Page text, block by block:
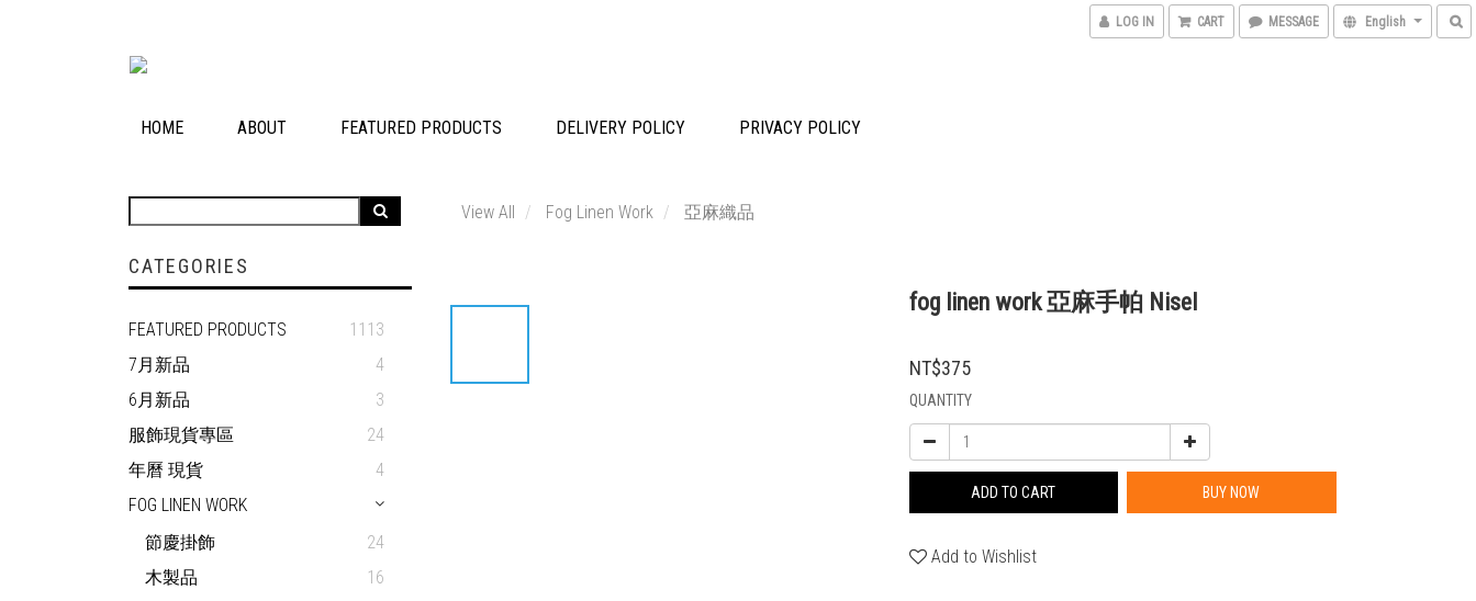
LOG IN CART MESSAGE English
HOME ABOUT FEATURED PRODUCTS DELIVERY POLICY PRIVACY POLICY
CATEGORIES
FEATURED PRODUCTS
1113
7月新品
4
6月新品
3
服飾現貨專區
24
年曆 現貨
4
FOG LINEN WORK
節慶掛飾
24
木製品
16
View All Fog Linen Work 亞麻織品
fog linen work 亞麻手帕 Nisel
NT$375
QUANTITY
ADD TO CART BUY NOW
Add to Wishlist